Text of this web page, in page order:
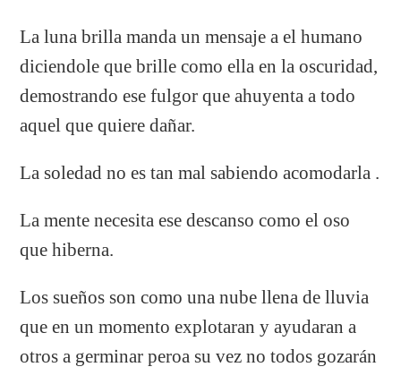
La luna brilla manda un mensaje a el humano
diciendole que brille como ella en la oscuridad,
demostrando ese fulgor que ahuyenta a todo
aquel que quiere dañar.
La soledad no es tan mal sabiendo acomodarla .
La mente necesita ese descanso como el oso
que hiberna.
Los sueños son como una nube llena de lluvia
que en un momento explotaran y ayudaran a
otros a germinar peroa su vez no todos gozarán